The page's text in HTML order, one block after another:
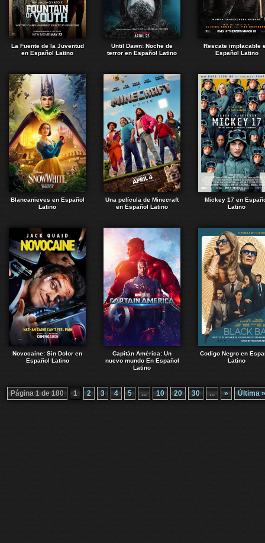
La Fuente de la Juventud
en Español Latino
Until Dawn: Noche de
terror en Español Latino
Rescate implacable
Español Latino
Blancanieves en Español
Latino
Una película de Minecraft
en Español Latino
Mickey 17 en
Latino
Novocaine: Sin Dolor en
Español Latino
Capitán América: Un
nuevo mundo En Español
Latino
Codigo Negro en
Latino
Página 1 de 180 1 2 3 4 5 ... 10 20 30 ... » Última »